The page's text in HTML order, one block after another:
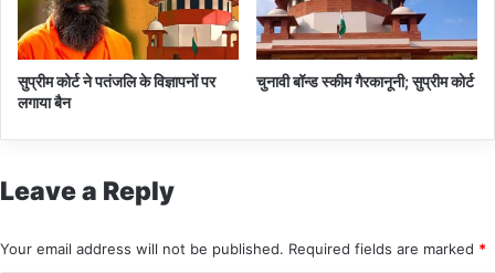
सुप्रीम कोर्ट ने पतंजलि के विज्ञापनों पर
लगाया बैन
चुनावी बॉन्ड स्कीम गैरकानूनी; सुप्रीम कोर्ट
Leave a Reply
Your email address will not be published. Required fields are marked *